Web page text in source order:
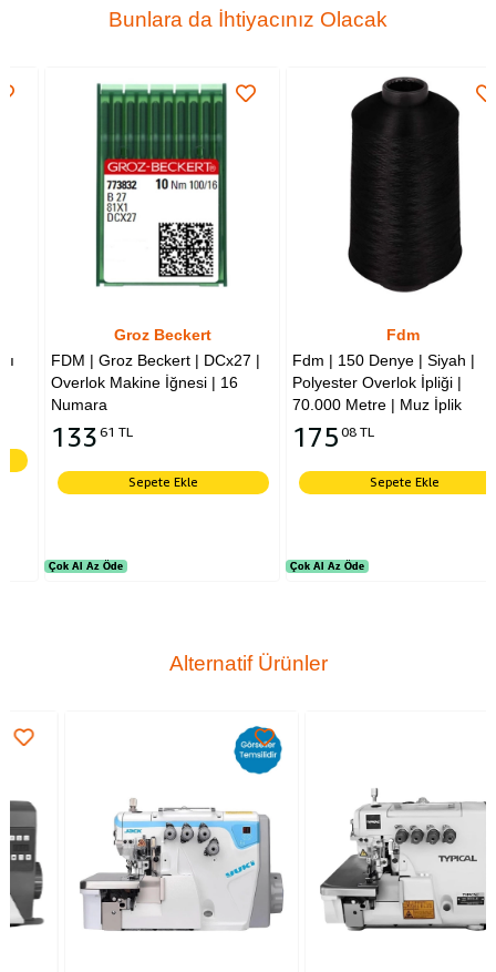
Bunlara da İhtiyacınız Olacak
Groz Beckert
FDM | Groz Beckert | DCx27 |
Overlok Makine İğnesi | 16
Numara
133 61 TL
Sepete Ekle
Çok Al Az Öde
Çok Al Az Öde
Fdm | 150 Denye | Siyah |
Polyester Overlok İpliği |
70.000 Metre | Muz İplik
175 08 TL
Sepete Ekle
Çok Al Az Öde
Çok Al Az Öde
Alternatif Ürünler